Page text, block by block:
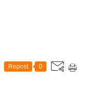
Repost 0